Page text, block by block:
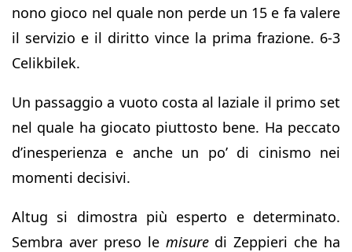
nono gioco nel quale non perde un 15 e fa valere
il servizio e il diritto vince la prima frazione. 6-3
Celikbilek.
Un passaggio a vuoto costa al laziale il primo set
nel quale ha giocato piuttosto bene. Ha peccato
d’inesperienza e anche un po’ di cinismo nei
momenti decisivi.
Altug si dimostra più esperto e determinato.
Sembra aver preso le misuredi Zeppieri che ha